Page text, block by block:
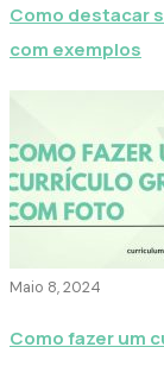
Como destacar
com exemplos
Maio 8, 2024
Como fazer um